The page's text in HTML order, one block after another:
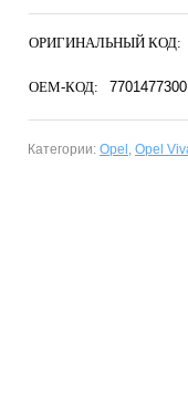
ОРИГИНАЛЬНЫЙ КОД:
OEM-КОД: 7701477300
Категории: Opel , Opel